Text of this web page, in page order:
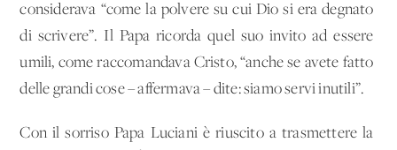
considerava “come la polvere su cui Dio si era degnato
di scrivere”. Il Papa ricorda quel suo invito ad essere
umili, come raccomandava Cristo, “anche se avete fatto
delle grandi cose – affermava – dite: siamo servi inutili”.
Con il sorriso Papa Luciani è riuscito a trasmettere la